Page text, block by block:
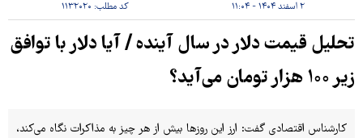
۲ اسفند ۱۴۰۴ - ۱۱:۰۴ کد مطلب: ۱۱۳۲۰۲۰
تحلیل قیمت دلار در سال آینده / آیا دلار با توافق
زیر ۱۰۰ هزار تومان می‌آید؟
کارشناس اقتصادی گفت: ارز این روزها بیش از هر چیز به مذاکرات نگاه می‌کند،